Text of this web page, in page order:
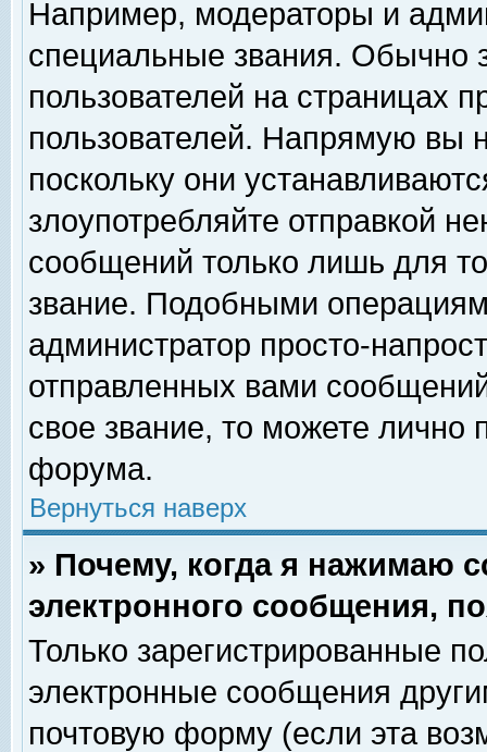
Например, модераторы и
специальные звания. Обычно
пользователей на страницах
пользователей. Напрямую вы
поскольку они
злоупотребляйте отправкой
сообщений только лишь для
звание. Подобными
администратор просто-
отправленных вами
свое звание, то можете лично
форума.
Вернуться наверх
» Почему, когда я нажимаю
электронного сообщения,
Только зарегистрированные
электронные сообщения
почтовую форму (если эта